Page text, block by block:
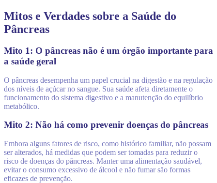
Mitos e Verdades sobre a Saúde do
Pâncreas
Mito 1: O pâncreas não é um órgão importante para
a saúde geral
O pâncreas desempenha um papel crucial na digestão e na regulação
dos níveis de açúcar no sangue. Sua saúde afeta diretamente o
funcionamento do sistema digestivo e a manutenção do equilíbrio
metabólico.
Mito 2: Não há como prevenir doenças do pâncreas
Embora alguns fatores de risco, como histórico familiar, não possam
ser alterados, há medidas que podem ser tomadas para reduzir o
risco de doenças do pâncreas. Manter uma alimentação saudável,
evitar o consumo excessivo de álcool e não fumar são formas
eficazes de prevenção.